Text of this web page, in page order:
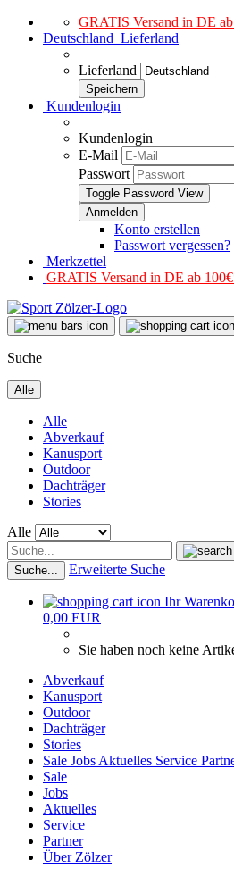
GRATIS Versand in DE
Deutschland Lieferland
Lieferland
Kundenlogin
Kundenlogin
E-Mail
Passwort
Toggle Password View
Konto erstellen
Passwort vergessen?
Merkzettel
GRATIS Versand in DE ab
Suche
Alle
Alle
Abverkauf
Kanusport
Outdoor
Dachträger
Stories
Alle
Suche... Erweiterte Suche
Ihr
0,00 EUR
Sie haben noch keine
Abverkauf
Kanusport
Outdoor
Dachträger
Stories
Sale Jobs Aktuelles Service
Sale
Jobs
Aktuelles
Service
Partner
Über Zölzer